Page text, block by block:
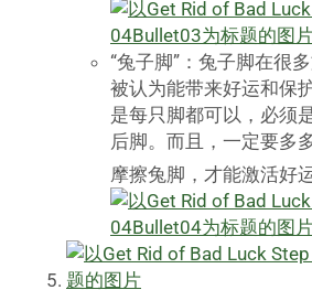
“兔子脚”：兔子脚在很
被认为能带来好运和保
是每只脚都可以，必须
后脚。而且，一定要多
摩擦兔脚，才能激活好运